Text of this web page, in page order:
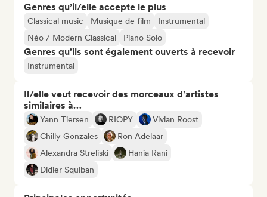
Genres qu’il/elle accepte le plus
Classical music Musique de film
Instrumental
Néo / Modern Classical
Piano Solo
Genres qu'ils sont également ouverts à recevoir
Instrumental
Il/elle veut recevoir des morceaux d’artistes
similaires à…
Yann Tiersen RIOPY
Vivian Roost
Chilly Gonzales
Ron Adelaar
Alexandra Streliski
Hania Rani
Didier Squiban